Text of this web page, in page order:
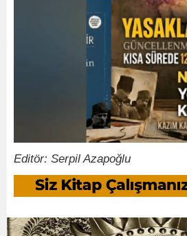
Editör: Serpil Azapoğlu